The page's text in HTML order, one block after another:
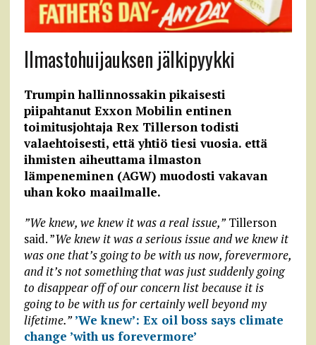
Ilmastohuijauksen jälkipyykki
Trumpin hallinnossakin pikaisesti
piipahtanut Exxon Mobilin entinen
toimitusjohtaja Rex Tillerson todisti
valaehtoisesti, että yhtiö tiesi vuosia. että
ihmisten aiheuttama ilmaston
lämpeneminen (AGW) muodosti vakavan
uhan koko maailmalle.
”We knew, we knew it was a real issue,”Tillerson
said. ”We knew it was a serious issue and we knew it
was one that’s going to be with us now, forevermore,
and it’s not something that was just suddenly going
to disappear off of our concern list because it is
going to be with us for certainly well beyond my
lifetime.” ’We knew’: Ex oil boss says climate
change ’with us forevermore’